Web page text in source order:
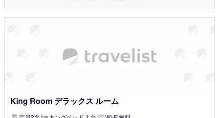
King Room デラックス ルーム